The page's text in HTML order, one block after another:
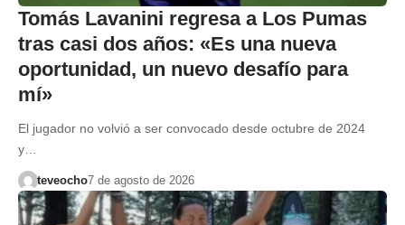
Tomás Lavanini regresa a Los Pumas
tras casi dos años: «Es una nueva
oportunidad, un nuevo desafío para
mí»
El jugador no volvió a ser convocado desde octubre de 2024
y…
teveocho7 de agosto de 2026